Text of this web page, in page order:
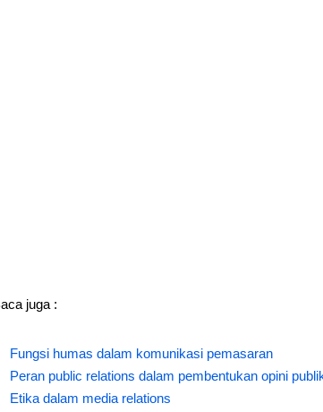
juga :
Fungsi humas dalam komunikasi pemasaran
Peran public relations dalam pembentukan opini
Etika dalam media relations